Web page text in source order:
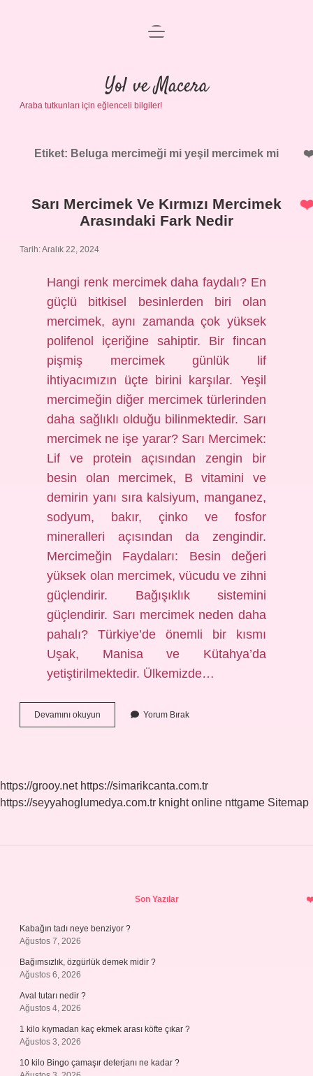
Anasayfa
Gizlilik Politikası
Yasal Uyarı
menüyü
Yol ve Macera
Araba tutkunları için eğlenceli bilgiler!
Etiket: Beluga mercimeği mi yeşil mercimek mi
Sarı Mercimek Ve Kırmızı Mercimek
Arasındaki Fark Nedir
Tarih: Aralık 22, 2024
Hangi renk mercimek daha faydalı? En
güçlü bitkisel besinlerden biri olan
mercimek, aynı zamanda çok yüksek
polifenol içeriğine sahiptir. Bir fincan
pişmiş mercimek günlük lif
ihtiyacımızın üçte birini karşılar. Yeşil
mercimeğin diğer mercimek türlerinden
daha sağlıklı olduğu bilinmektedir. Sarı
mercimek ne işe yarar? Sarı Mercimek:
Lif ve protein açısından zengin bir
besin olan mercimek, B vitamini ve
demirin yanı sıra kalsiyum, manganez,
sodyum, bakır, çinko ve fosfor
mineralleri açısından da zengindir.
Mercimeğin Faydaları: Besin değeri
yüksek olan mercimek, vücudu ve zihni
güçlendirir. Bağışıklık sistemini
güçlendirir. Sarı mercimek neden daha
pahalı? Türkiye’de önemli bir kısmı
Uşak, Manisa ve Kütahya’da
yetiştirilmektedir. Ülkemizde…
Devamını okuyun
Mercimek
Fark
Nedir
Yorum Bırak
https://grooy.net https://simarikcanta.com.tr
https://seyyahoglumedya.com.tr knight online nttgame Sitemap
Son Yazılar
Kabağın tadı neye benziyor ?
Ağustos 7, 2026
Bağımsızlık, özgürlük demek midir ?
Ağustos 6, 2026
Aval tutarı nedir ?
Ağustos 4, 2026
1 kilo kıymadan kaç ekmek arası köfte çıkar ?
Ağustos 3, 2026
10 kilo Bingo çamaşır deterjanı ne kadar ?